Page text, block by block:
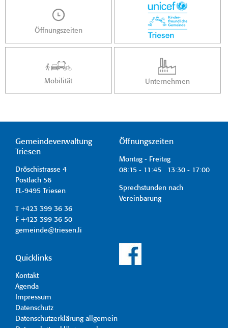
Öffnungszeiten
Mobilität Unternehmen
Gemeindeverwaltung
Triesen
Dröschistrasse 4
Postfach 56
FL-9495 Triesen
T +423 399 36 36
F +423 399 36 50
gemeinde@triesen.li
Öffnungszeiten
Montag - Freitag
08:15 - 11:45 13:30 - 17:00
Sprechstunden nach
Vereinbarung
Quicklinks
Kontakt
Agenda
Impressum
Datenschutz
Datenschutzerklärung allgemein